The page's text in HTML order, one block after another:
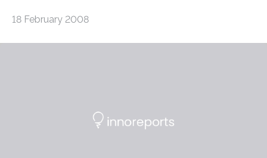
18 February 2008